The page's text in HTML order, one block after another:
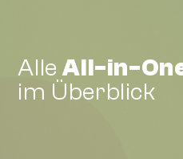
AlleAll-in-
im Überblick